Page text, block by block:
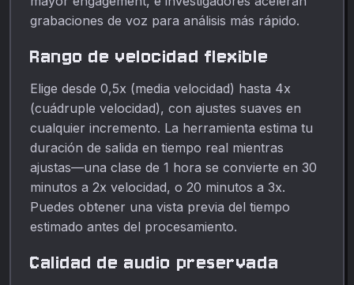
grabaciones de voz para análisis más rápido.
Rango de velocidad flexible
Elige desde 0,5x (media velocidad) hasta 4x
(cuádruple velocidad), con ajustes suaves en
cualquier incremento. La herramienta estima tu
duración de salida en tiempo real mientras
ajustas—una clase de 1 hora se convierte en 30
minutos a 2x velocidad, o 20 minutos a 3x.
Puedes obtener una vista previa del tiempo
estimado antes del procesamiento.
Calidad de audio preservada